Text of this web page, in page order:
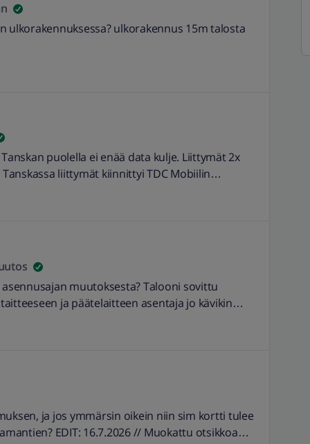
ulkorakennuksessa? ulkorakennus 15m talosta
puolella ei enää data kulje. Liittymät 2x
liittymät kiinnittyi TDC Mobiilin
puhelimessa työnantajan Elisa toisena
liittymissä mättää kun ei data toimi? EDIT:
muutoksesta? Talooni sovittu
ja päätelaitteen asentaja jo kävikin
läpivientineen. Kerroin hänelle, että itse
pitää muuttaa, koska elokuussa pihallamme
oven takana ja kun kerroin hänelle tilanteesta,
että asennus saataisiin oikeaan
ennen piharemonttia joka on pakollinen.
ja jos ymmärsin oikein niin sim kortti tulee
EDIT: 16.7.2026 // Muokattu otsikkoa